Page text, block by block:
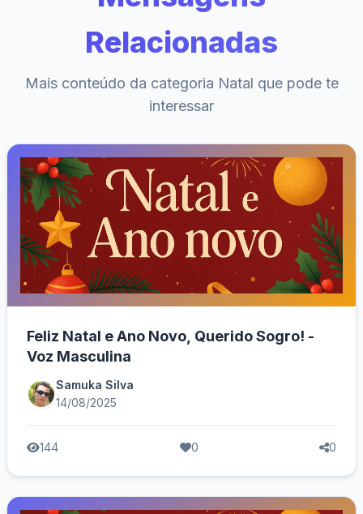
Relacionadas
Mais conteúdo da categoria Natal que pode te
interessar
Feliz Natal e Ano Novo, Querido Sogro! -
Voz Masculina
Samuka Silva
14/08/2025
144 0 0